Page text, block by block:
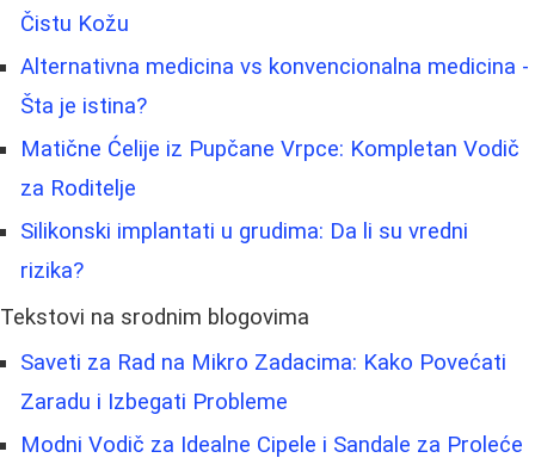
Čistu Kožu
Alternativna medicina vs konvencionalna medicina -
Šta je istina?
Matične Ćelije iz Pupčane Vrpce: Kompletan Vodič
za Roditelje
Silikonski implantati u grudima: Da li su vredni
rizika?
Tekstovi na srodnim blogovima
Saveti za Rad na Mikro Zadacima: Kako Povećati
Zaradu i Izbegati Probleme
Modni Vodič za Idealne Cipele i Sandale za Proleće